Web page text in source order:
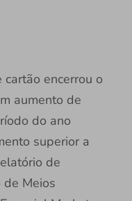
encerrou o
aumento de
do ano
superior a
de
Meios